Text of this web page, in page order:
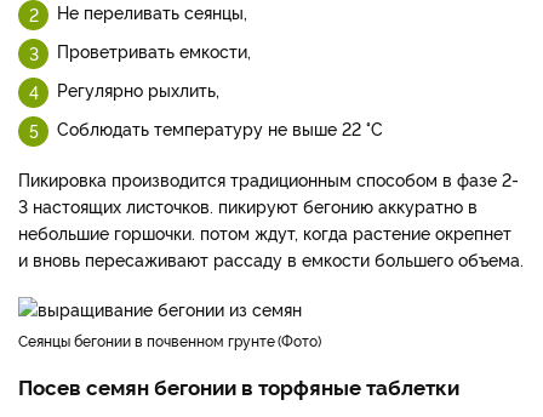
Не переливать сеянцы,
Проветривать емкости,
Регулярно рыхлить,
Соблюдать температуру не выше 22 °C
Пикировка производится традиционным способом в фазе 2-
3 настоящих листочков. пикируют бегонию аккуратно в
небольшие горшочки. потом ждут, когда растение окрепнет
и вновь пересаживают рассаду в емкости большего объема.
сеянцы бегонии в почвенном грунте Фото
Посев семян бегонии в торфяные таблетки